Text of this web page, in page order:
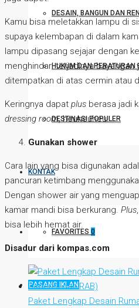
DESAIN, BANGUN DAN
HUKUM DAN PERATURAN
DESTINASI POPULER
KONTAK
FAVORITES 0
PASANG IKLAN
Kamu bisa meletakkan lampu di
supaya kelembapan di dalam
lampu dipasang sejajar dengan
menghindari terjadinya bayangan
ditempatkan di atas cermin atau
Keringnya dapat plus berasa jadi
dressing room, heuheuheu.
Gunakan shower
Cara lain yang bisa digunakan
pancuran ketimbang
Dengan shower air yang
kamar mandi bisa berkurang. Plus
bisa lebih hemat air.
Disadur dari kompas.com
Paket Lengkap Desain